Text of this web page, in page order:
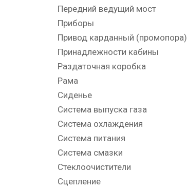
Передний ведущий мост
Приборы
Привод карданный (промопора)
Принадлежности кабины
Раздаточная коробка
Рама
Сиденье
Система выпуска газа
Система охлаждения
Система питания
Система смазки
Стеклоочистители
Сцепление